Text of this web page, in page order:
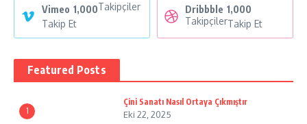
Vimeo 1,000Takipçiler
Takip Et
Dribbble 1,000
TakipçilerTakip Et
Featured Posts
1
Çini Sanatı Nasıl Ortaya Çıkmıştır
Eki 22, 2025